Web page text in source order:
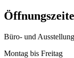
Büro- und Ausstellung
Montag bis Freitag